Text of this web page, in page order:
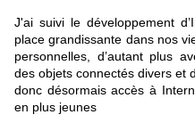
J'ai suivi le développement
place grandissante dans nos
personnelles, d’autant plus
des objets connectés divers et
donc désormais accès à
en plus jeunes